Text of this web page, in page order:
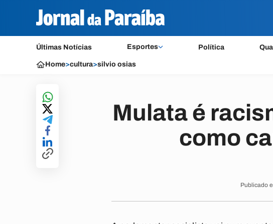
Últimas Notícias Esportes Política
Home>cultura>silvio osias
Mulata é
como
Publicado